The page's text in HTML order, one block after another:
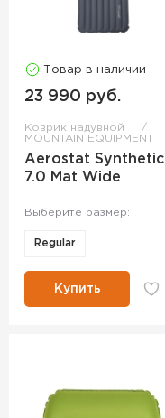
Товар в наличии
23 990 руб.
Коврик надувной
MOUNTAIN EQUIPMENT
Aerostat Synthetic
7.0 Mat Wide
Выберите размер:
Regular
Купить